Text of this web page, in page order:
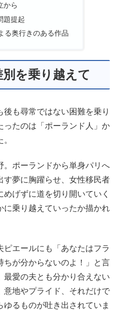
から
題提起
る奥行きのある作品
を乗り越えて
後も尋常ではない困難を乗り
ったのは「ポーランド人」か
。ポーランドから単身パリへ
す夢に胸躍らせ、女性移民者
げずに道を切り開いていく
に乗り越えていったか描かれ
エールにも「あなたはフラ
ちが分からないのよ！」と言
愛の夫とも分かり合えない
意地やプライド、それだけで
るものが吐き出されていま